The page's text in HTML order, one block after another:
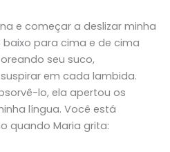
e começar a deslizar minha
para cima e de cima
seu suco,
em cada lambida.
lo, ela apertou os
língua. Você está
quando Maria grita: